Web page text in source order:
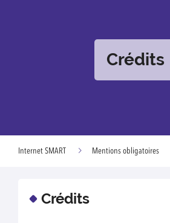
Crédits
Internet SMART Mentions obligatoires
Crédits